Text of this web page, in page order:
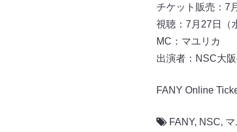
チケット販売：7
視聴：7月27日（
MC：マユリカ
出演者：NSC大
FANY Online
FANY, NSC,